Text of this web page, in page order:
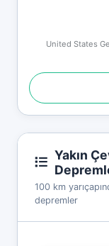
United States
Yakın
100 km
depremler